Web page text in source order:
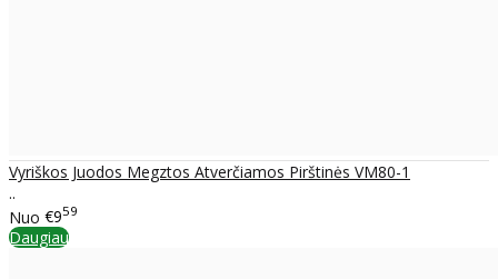
Vyriškos Juodos Megztos Atverčiamos Pirštinės VM80-1
..
Nuo €959
Daugiau